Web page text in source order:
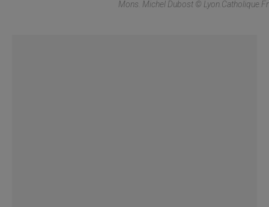
Mons. Michel Dubost © Lyon.catholique.fr